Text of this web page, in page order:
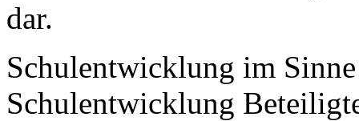
dar.
Schulentwicklung im
Schulentwicklung